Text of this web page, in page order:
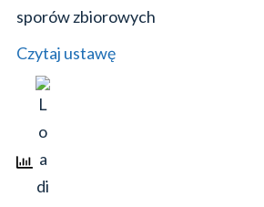
sporów zbiorowych
Czytaj ustawę